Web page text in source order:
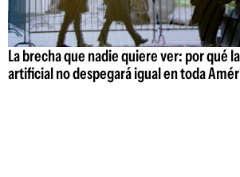
La brecha que nadie quiere ver: por qué
artificial no despegará igual en toda